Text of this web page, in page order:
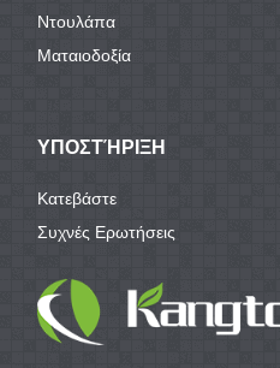
Ντουλάπα
Ματαιοδοξία
ΥΠΟΣΤΉΡΙΞΗ
Κατεβάστε
Συχνές Ερωτήσεις